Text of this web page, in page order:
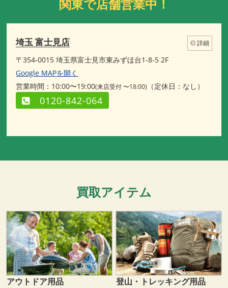
関東で店舗営業中！
埼玉 富士見店 詳細
〒354-0015 埼玉県富士見市東みずほ台1-8-5 2F
Google MAPを開く
営業時間：10:00〜19:00(来店受付 〜18:00) （定休日：なし）
0120-842-064
買取アイテム
アウトドア用品 登山・トレッキング用品